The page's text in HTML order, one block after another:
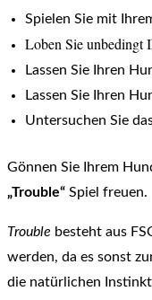
Spielen Sie mit
Loben Sie unbedingt
Lassen Sie Ihren
Lassen Sie Ihren
Untersuchen Sie
Gönnen Sie Ihrem
„Trouble“ Spiel freuen.
Trouble besteht aus
werden, da es sonst
die natürlichen